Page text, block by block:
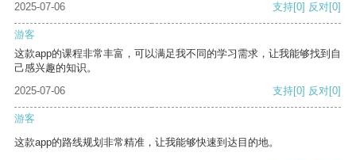
2025-07-06
支持[0] 反对[0]
游客
这款app的课程非常丰富，可以满足我不同的学习需求，让我能够找到自
己感兴趣的知识。
2025-07-06
支持[0] 反对[0]
游客
这款app的路线规划非常精准，让我能够快速到达目的地。